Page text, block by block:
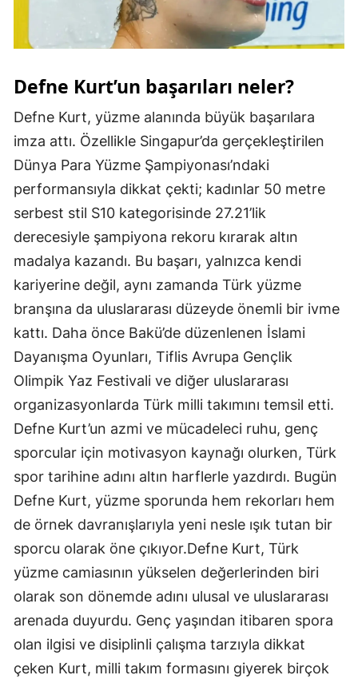
Samsun
Sinop
Sivas
Tekirdağ
Tokat
Trabzon
Tunceli
Şanlıurfa
Van
Yozgat
Zonguldak
Aksaray
Bayburt
Karaman
Kırıkkale
Batman
Şırnak
Bartın
Defne Kurt’un başarıları neler?
Defne Kurt, yüzme alanında büyük başarılara
imza attı. Özellikle Singapur’da gerçekleştirilen
Dünya Para Yüzme Şampiyonası’ndaki
performansıyla dikkat çekti; kadınlar 50 metre
serbest stil S10 kategorisinde 27.21’lik
derecesiyle şampiyona rekoru kırarak altın
madalya kazandı. Bu başarı, yalnızca kendi
kariyerine değil, aynı zamanda Türk yüzme
branşına da uluslararası düzeyde önemli bir ivme
kattı. Daha önce Bakü’de düzenlenen İslami
Dayanışma Oyunları, Tiflis Avrupa Gençlik
Olimpik Yaz Festivali ve diğer uluslararası
organizasyonlarda Türk milli takımını temsil etti.
Defne Kurt’un azmi ve mücadeleci ruhu, genç
sporcular için motivasyon kaynağı olurken, Türk
spor tarihine adını altın harflerle yazdırdı. Bugün
Defne Kurt, yüzme sporunda hem rekorları hem
de örnek davranışlarıyla yeni nesle ışık tutan bir
sporcu olarak öne çıkıyor.Defne Kurt, Türk
yüzme camiasının yükselen değerlerinden biri
olarak son dönemde adını ulusal ve uluslararası
arenada duyurdu. Genç yaşından itibaren spora
olan ilgisi ve disiplinli çalışma tarzıyla dikkat
çeken Kurt, milli takım formasını giyerek birçok